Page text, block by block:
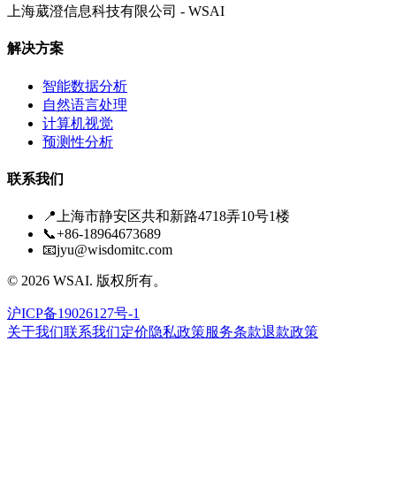
上海葳澄信息科技有限公司 - WSAI
解决方案
智能数据分析
自然语言处理
计算机视觉
预测性分析
联系我们
📍 上海市静安区共和新路4718弄10号1楼
📞+86-18964673689
📧jyu@wisdomitc.com
© 2026 WSAI. 版权所有。
沪ICP备19026127号-1
关于我们联系我们定价隐私政策服务条款退款政策